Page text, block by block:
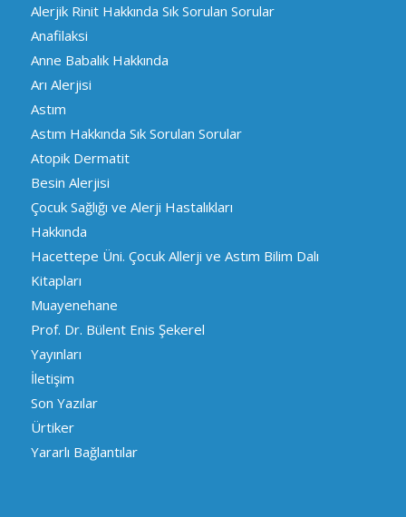
Alerjik Rinit Hakkında Sık Sorulan Sorular
Anafilaksi
Anne Babalık Hakkında
Arı Alerjisi
Astım
Astım Hakkında Sık Sorulan Sorular
Atopik Dermatit
Besin Alerjisi
Çocuk Sağlığı ve Alerji Hastalıkları
Hakkında
Hacettepe Üni. Çocuk Allerji ve Astım Bilim Dalı
Kitapları
Muayenehane
Prof. Dr. Bülent Enis Şekerel
Yayınları
İletişim
Son Yazılar
Ürtiker
Yararlı Bağlantılar